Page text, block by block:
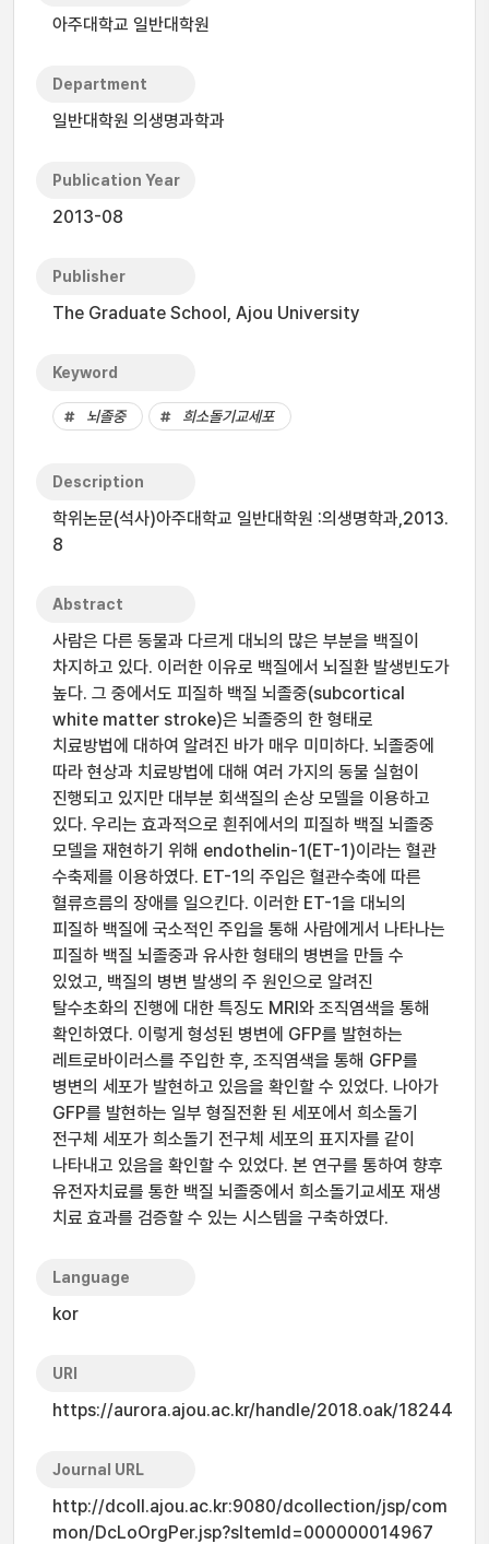
아주대학교 일반대학원
Department
일반대학원 의생명과학과
Publication Year
2013-08
Publisher
The Graduate School, Ajou University
Keyword
뇌졸중 희소돌기교세포
Description
학위논문(석사)아주대학교 일반대학원 :의생명학과,2013.
8
Abstract
사람은 다른 동물과 다르게 대뇌의 많은 부분을 백질이
차지하고 있다. 이러한 이유로 백질에서 뇌질환 발생빈도가
높다. 그 중에서도 피질하 백질 뇌졸중(subcortical
white matter stroke)은 뇌졸중의 한 형태로
치료방법에 대하여 알려진 바가 매우 미미하다. 뇌졸중에
따라 현상과 치료방법에 대해 여러 가지의 동물 실험이
진행되고 있지만 대부분 회색질의 손상 모델을 이용하고
있다. 우리는 효과적으로 흰쥐에서의 피질하 백질 뇌졸중
모델을 재현하기 위해 endothelin-1(ET-1)이라는 혈관
수축제를 이용하였다. ET-1의 주입은 혈관수축에 따른
혈류흐름의 장애를 일으킨다. 이러한 ET-1을 대뇌의
피질하 백질에 국소적인 주입을 통해 사람에게서 나타나는
피질하 백질 뇌졸중과 유사한 형태의 병변을 만들 수
있었고, 백질의 병변 발생의 주 원인으로 알려진
탈수초화의 진행에 대한 특징도 MRI와 조직염색을 통해
확인하였다. 이렇게 형성된 병변에 GFP를 발현하는
레트로바이러스를 주입한 후, 조직염색을 통해 GFP를
병변의 세포가 발현하고 있음을 확인할 수 있었다. 나아가
GFP를 발현하는 일부 형질전환 된 세포에서 희소돌기
전구체 세포가 희소돌기 전구체 세포의 표지자를 같이
나타내고 있음을 확인할 수 있었다. 본 연구를 통하여 향후
유전자치료를 통한 백질 뇌졸중에서 희소돌기교세포 재생
치료 효과를 검증할 수 있는 시스템을 구축하였다.
Language
kor
URI
https://aurora.ajou.ac.kr/handle/2018.oak/18244
Journal URL
http://dcoll.ajou.ac.kr:9080/dcollection/jsp/com
mon/DcLoOrgPer.jsp?sItemId=000000014967